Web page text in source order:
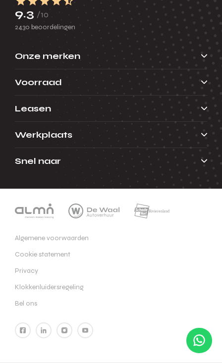
9.3 /10
2430 beoordelingen
Onze merken
Voorraad
Leasen
Werkplaats
Snel naar
Algemene voorwaarden
Cookie statement
Privacy
Klokkenluidersregeling
Bel ons